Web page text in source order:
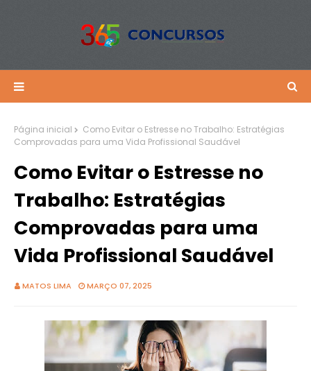
Página inicial
Como Evitar o Estresse no Trabalho: Estratégias
Comprovadas para uma Vida Profissional Saudável
Como Evitar o Estresse no
Trabalho: Estratégias
Comprovadas para uma
Vida Profissional Saudável
MATOS LIMA MARÇO 07, 2025